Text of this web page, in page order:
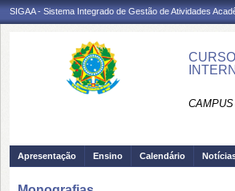
SIGAA - Sistema Integrado de Gestão de Atividades
Apresentação Ensino Calendário